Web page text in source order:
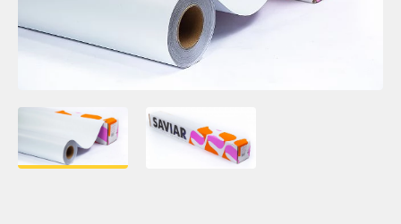
Oracal 641
Плёнка монтажная Oratape
ПЭТ листовой